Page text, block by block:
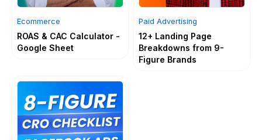
Ecommerce
ROAS & CAC Calculator -
Google Sheet
Paid Advertising
12+ Landing Page
Breakdowns from 9-
Figure Brands